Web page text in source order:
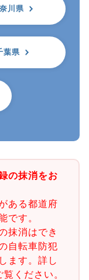
川県
葉県
の抹消をお
ある都道府
です。
抹消はでき
自転車防犯
ます。詳し
覧ください。